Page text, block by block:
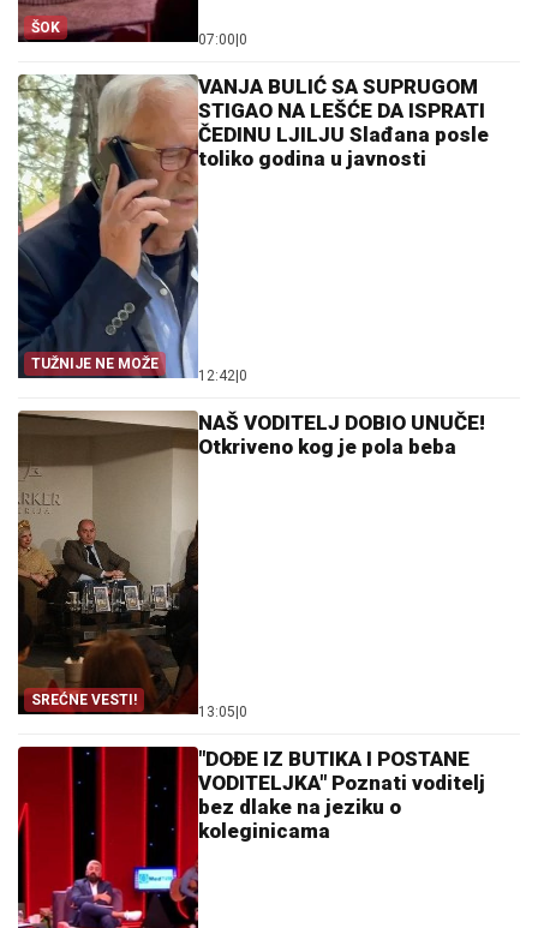
ŠOK
07:00 0
TUŽNIJE NE MOŽE
VANJA BULIĆ SA SUPRUGOM
STIGAO NA LEŠĆE DA ISPRATI
ČEDINU LJILJU Slađana posle
toliko godina u javnosti
12:42 0
SREĆNE VESTI!
NAŠ VODITELJ DOBIO UNUČE!
Otkriveno kog je pola beba
13:05 0
"DOĐE IZ BUTIKA I POSTANE
VODITELJKA" Poznati voditelj
bez dlake na jeziku o
koleginicama